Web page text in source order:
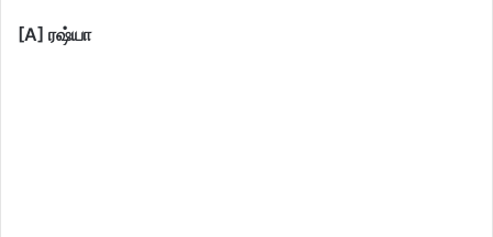
[A] ரஷ்யா